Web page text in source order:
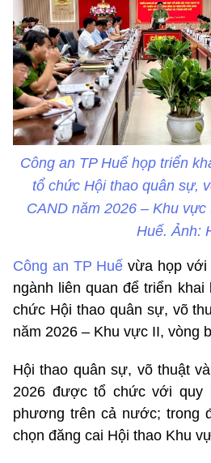
Công an TP Huế họp triển
tổ chức Hội thao quân sự,
CAND năm 2026 – Khu
Huế. Ảnh:
Công an TP Huế vừa họp với
ngành liên quan để triển
chức Hội thao quân sự, võ
năm 2026 – Khu vực II, vòng
Hội thao quân sự, võ thuật
2026 được tổ chức với quy
phương trên cả nước; trong
chọn đăng cai Hội thao Khu